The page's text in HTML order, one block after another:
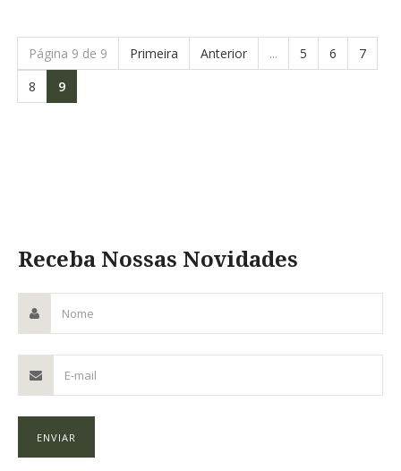
Página 9 de 9 Primeira Anterior ... 5 6
7
8
9
Receba Nossas Novidades